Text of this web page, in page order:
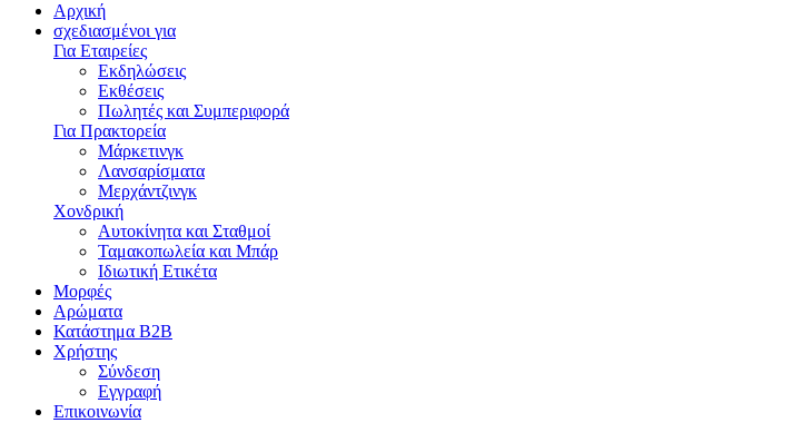
Αρχική
σχεδιασμένοι για
Για Εταιρείες
Εκδηλώσεις
Εκθέσεις
Πωλητές και Συμπεριφορά
Για Πρακτορεία
Μάρκετινγκ
Λανσαρίσματα
Μερχάντζινγκ
Χονδρική
Αυτοκίνητα και Σταθμοί
Ταμακοπωλεία και Μπάρ
Ιδιωτική Ετικέτα
Μορφές
Αρώματα
Κατάστημα B2B
Χρήστης
Σύνδεση
Εγγραφή
Επικοινωνία